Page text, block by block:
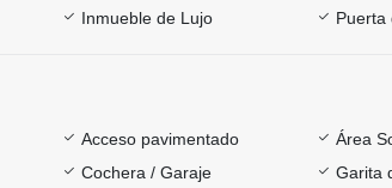
Inmueble de Lujo
Puerta
Acceso pavimentado Área
Cochera / Garaje
Garita